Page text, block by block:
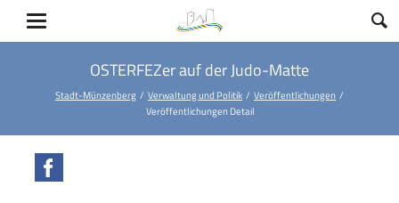
OSTERFEZer auf der Judo-Matte
Stadt-Münzenberg Verwaltung und Politik
Veröffentlichungen
Veröffentlichungen Detail